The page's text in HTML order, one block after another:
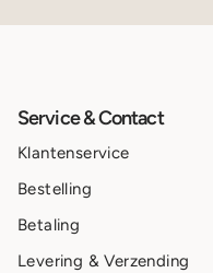
Service & Contact
Klantenservice
Bestelling
Betaling
Levering & Verzending